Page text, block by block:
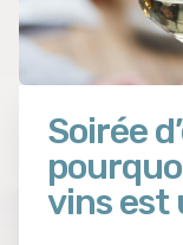
Soirée
vins est